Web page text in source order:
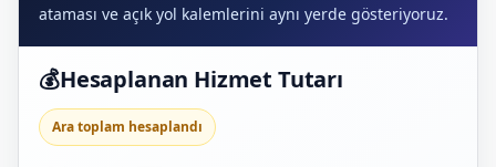
ataması ve açık yol kalemlerini aynı yerde gösteriyoruz.
💰Hesaplanan Hizmet Tutarı
Ara toplam hesaplandı